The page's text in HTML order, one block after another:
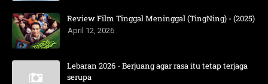
Review Film Tinggal Meninggal (TingNing) - (2025)
April 12, 2026
Lebaran 2026 - Berjuang agar rasa itu tetap terjaga
serupa